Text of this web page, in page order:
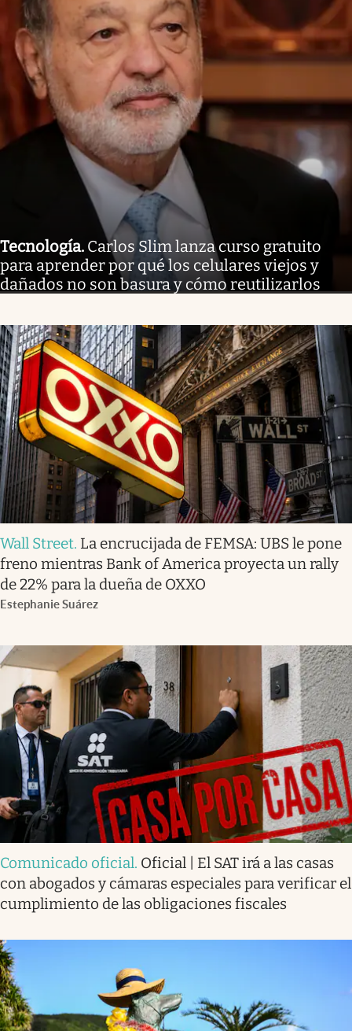
Tecnología. Carlos Slim lanza curso gratuito
para aprender por qué los celulares viejos y
dañados no son basura y cómo reutilizarlos
Wall Street. La encrucijada de FEMSA: UBS le pone
freno mientras Bank of America proyecta un rally
de 22% para la dueña de OXXO
Estephanie Suárez
Comunicado oficial. Oficial | El SAT irá a las casas
con abogados y cámaras especiales para verificar el
cumplimiento de las obligaciones fiscales